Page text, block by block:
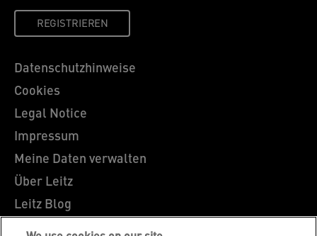
REGISTRIEREN
Datenschutzhinweise
Cookies
Legal Notice
Impressum
Meine Daten verwalten
Über Leitz
Leitz Blog
Karriere